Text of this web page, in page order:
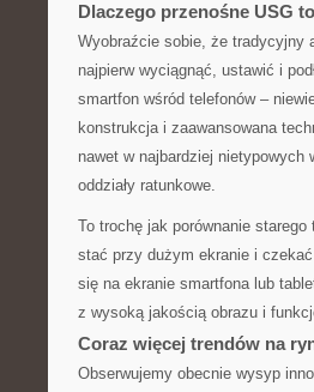
Dlaczego przenośne USG
Wyobraźcie sobie, że tradycyjny
najpierw wyciągnąć, ustawić i
smartfon wśród telefonów –
konstrukcja i zaawansowana
nawet w najbardziej nietypowych
oddziały ratunkowe.
To trochę jak porównanie
stać przy dużym ekranie i
się na ekranie smartfona lub
z wysoką jakością obrazu i
Coraz więcej trendów na
Obserwujemy obecnie wysyp